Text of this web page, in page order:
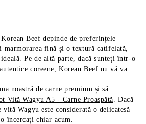
Beef depinde de preferințele
marmorarea fină și o textură catifelată,
Pe de altă parte, dacă sunteți într-o
coreene, Korean Beef nu vă va
noastră de carne premium și să
Vită Wagyu A5 - Carne Proaspătă. Dacă
Wagyu este considerată o delicatesă
încercați chiar acum.